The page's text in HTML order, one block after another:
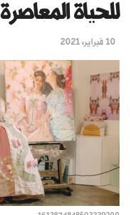
للحياة المعاصرة
10 فبراير، 2021